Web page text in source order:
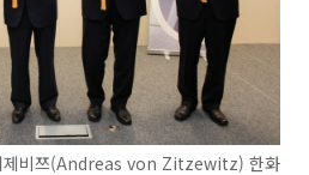
제비쯔(Andreas von Zitzewitz) 한화